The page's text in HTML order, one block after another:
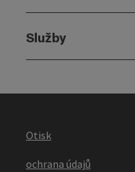
Služby
Otisk
ochrana údajů